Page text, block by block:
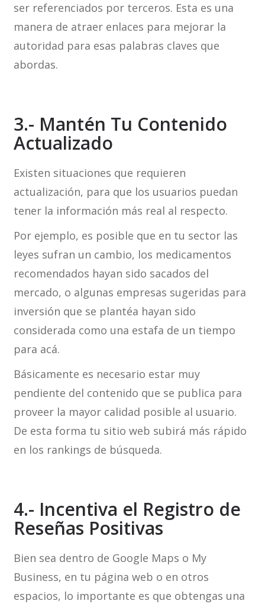
ser referenciados por terceros. Esta es una
manera de atraer enlaces para mejorar la
autoridad para esas palabras claves que
abordas.
3.- Mantén Tu Contenido
Actualizado
Existen situaciones que requieren
actualización, para que los usuarios puedan
tener la información más real al respecto.
Por ejemplo, es posible que en tu sector las
leyes sufran un cambio, los medicamentos
recomendados hayan sido sacados del
mercado, o algunas empresas sugeridas para
inversión que se plantéa hayan sido
considerada como una estafa de un tiempo
para acá.
Básicamente es necesario estar muy
pendiente del contenido que se publica para
proveer la mayor calidad posible al usuario.
De esta forma tu sitio web subirá más rápido
en los rankings de búsqueda.
4.- Incentiva el Registro de
Reseñas Positivas
Bien sea dentro de Google Maps o My
Business, en tu página web o en otros
espacios, lo importante es que obtengas una